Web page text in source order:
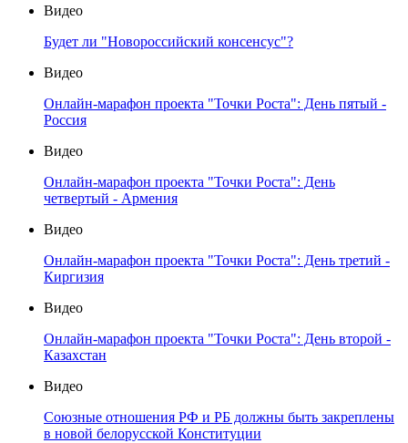
Видео
Будет ли "Новороссийский консенсус"?
Видео
Онлайн-марафон проекта "Точки Роста": День пятый -
Россия
Видео
Онлайн-марафон проекта "Точки Роста": День
четвертый - Армения
Видео
Онлайн-марафон проекта "Точки Роста": День третий -
Киргизия
Видео
Онлайн-марафон проекта "Точки Роста": День второй -
Казахстан
Видео
Союзные отношения РФ и РБ должны быть закреплены
в новой белорусской Конституции